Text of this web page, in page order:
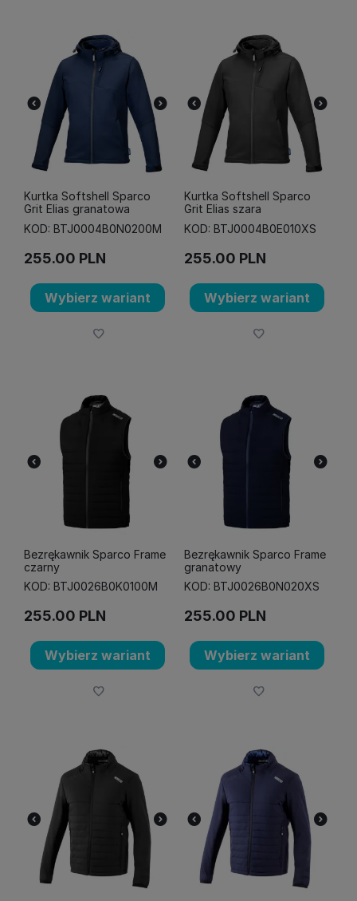
Kurtka Softshell Sparco
Grit Elias granatowa
KOD: BTJ0004B0N0200M
255.00 PLN
Wybierz wariant
Kurtka Softshell Sparco
Grit Elias szara
KOD: BTJ0004B0E010XS
255.00 PLN
Wybierz wariant
Bezrękawnik Sparco Frame
czarny
KOD: BTJ0026B0K0100M
255.00 PLN
Wybierz wariant
Bezrękawnik Sparco Frame
granatowy
KOD: BTJ0026B0N020XS
255.00 PLN
Wybierz wariant